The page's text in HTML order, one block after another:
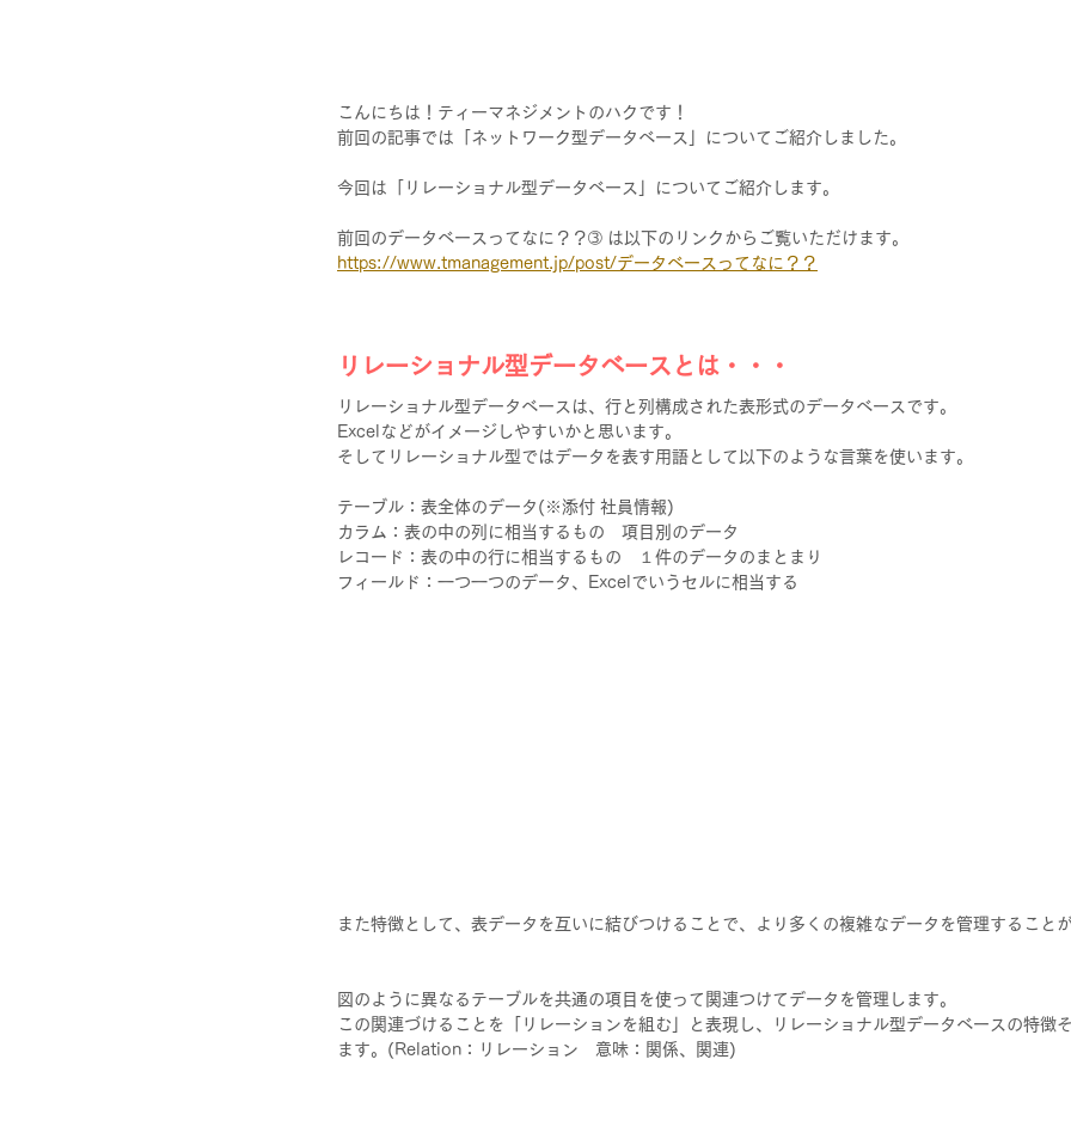
こんにちは！ティーマネジメントのハクです！
前回の記事では「ネットワーク型データベース」についてご紹介しました。
今回は「リレーショナル型データベース」についてご紹介します。
前回のデータベースってなに？？➂ は以下のリンクからご覧いただけます。
https://www.tmanagement.jp/post/データベースってなに？？
リレーショナル型データベースとは・・・
リレーショナル型データベースは、行と列構成された表形式のデータベースです。
Excelなどがイメージしやすいかと思います。
そしてリレーショナル型ではデータを表す用語として以下のような言葉を使います。
テーブル：表全体のデータ(※添付 社員情報)
カラム：表の中の列に相当するもの　項目別のデータ
レコード：表の中の行に相当するもの　１件のデータのまとまり
フィールド：一つ一つのデータ、Excelでいうセルに相当する
また特徴として、表データを互いに結びつけることで、より多くの複雑なデータを管理することが
図のように異なるテーブルを共通の項目を使って関連つけてデータを管理します。
この関連づけることを「リレーションを組む」と表現し、リレーショナル型データベースの特徴
ます。(Relation：リレーション　意味：関係、関連)